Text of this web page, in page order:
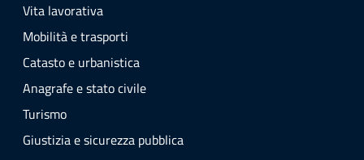
Vita lavorativa
Mobilità e trasporti
Catasto e urbanistica
Anagrafe e stato civile
Turismo
Giustizia e sicurezza pubblica